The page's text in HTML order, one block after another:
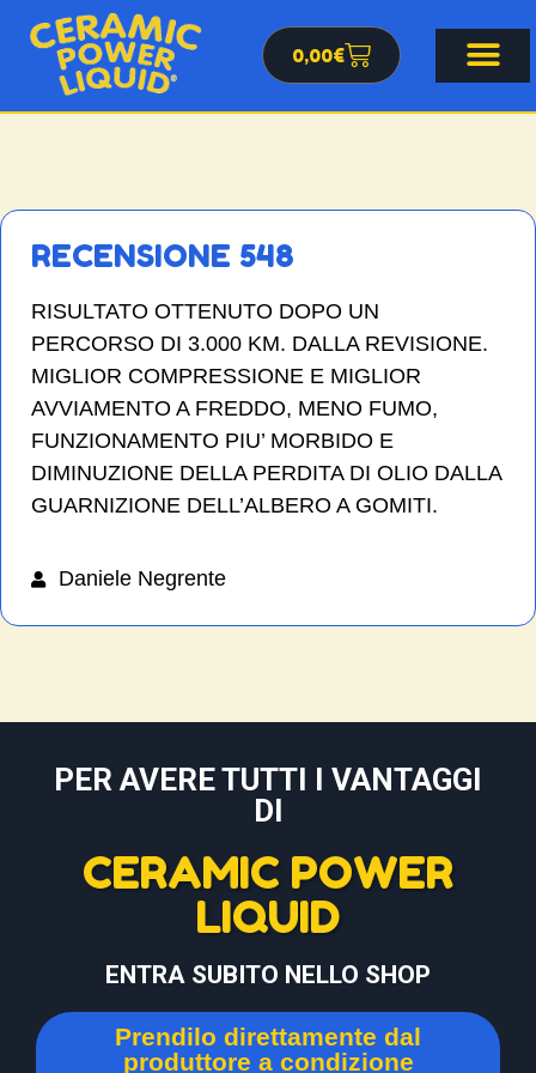
0,00€
RECENSIONE 548
RISULTATO OTTENUTO DOPO UN
PERCORSO DI 3.000 KM. DALLA REVISIONE.
MIGLIOR COMPRESSIONE E MIGLIOR
AVVIAMENTO A FREDDO, MENO FUMO,
FUNZIONAMENTO PIU’ MORBIDO E
DIMINUZIONE DELLA PERDITA DI OLIO DALLA
GUARNIZIONE DELL’ALBERO A GOMITI.
Daniele Negrente
PER AVERE TUTTI I VANTAGGI
DI
CERAMIC POWER
LIQUID
ENTRA SUBITO NELLO SHOP
Prendilo direttamente dal
produttore a condizione